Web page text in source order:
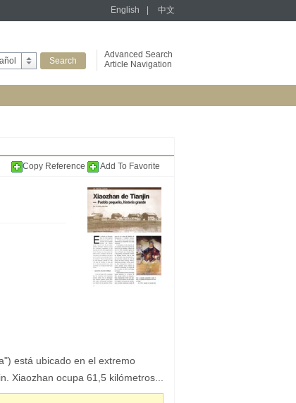
English 中文
Advanced Search
Article Navigation
Copy Reference
Add To Favorite
está ubicado en el extremo
Xiaozhan ocupa 61,5 kilómetros...